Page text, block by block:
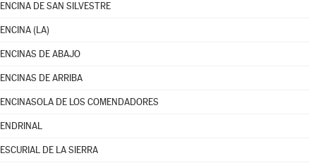
ENCINA DE SAN SILVESTRE
ENCINA (LA)
ENCINAS DE ABAJO
ENCINAS DE ARRIBA
ENCINASOLA DE LOS COMENDADORES
ENDRINAL
ESCURIAL DE LA SIERRA